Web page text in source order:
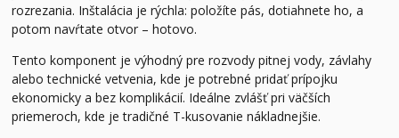
rozrezania. Inštalácia je rýchla: položíte pás, dotiahnete ho, a
potom navŕtate otvor – hotovo.
Tento komponent je výhodný pre rozvody pitnej vody, závlahy
alebo technické vetvenia, kde je potrebné pridať prípojku
ekonomicky a bez komplikácií. Ideálne zvlášť pri väčších
priemeroch, kde je tradičné T-kusovanie nákladnejšie.